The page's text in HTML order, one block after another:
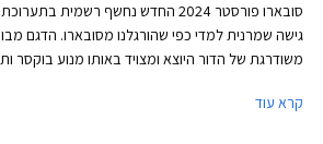
סובארו פורסטר 2024 החדש נחשף רשמית
גישה שמרנית למדי כפי שהורגלנו מסובארו. הדגם
משודרגת של הדור היוצא ומצויד באותו מנוע בוקסר
הבטיחות שודרגו. עוד מבטיחה סובארו כי גרסה
קרא עוד